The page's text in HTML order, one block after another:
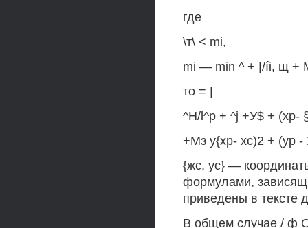
где
\т\ < mi,
mi — min ^ + |/íi, щ +
то = |
^H/l^p + ^j +У$ + (хр-
+Мз у{хр- хс)2 + (ур -
{жс, ус} —
формулами,
приведены в тексте
В общем случае / ф